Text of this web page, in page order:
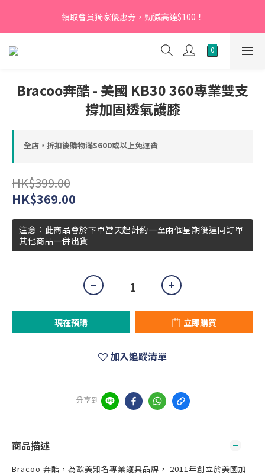
【新會員】即日起至2026月12月31日，首次下單輸入優惠碼
「NEW95」即可享95折
領取會員獨家優惠券，勁減高達$100！
【新會員】即日起至2026月12月31日，首次下單輸入優惠碼
「NEW95」即可享95折
Bracoo奔酷 - 美國 KB30 360專業雙支
撐加固透氣護膝
全店，折扣後購物滿$600或以上免運費
HK$399.00
HK$369.00
注意：此商品會於下單當天起計約一至兩個星期後連同訂單
其他商品一併出貨
現在預購 立即購買
加入追蹤清單
分享到
商品描述
Bracoo 奔酷，為歐美知名專業護具品牌， 2011年創立於美國加